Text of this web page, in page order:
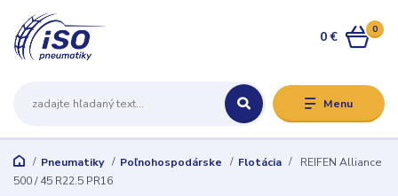
Menu
0
0 €
Pneumatiky Poľnohospodárske Flotácia
REIFEN Alliance
500 / 45 R22.5 PR16